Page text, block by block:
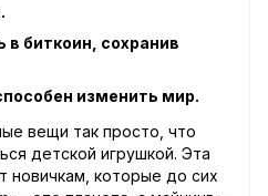
в биткоин, сохранив
изменить мир.
вещи так просто, что
детской игрушкой. Эта
новичкам, которые до сих